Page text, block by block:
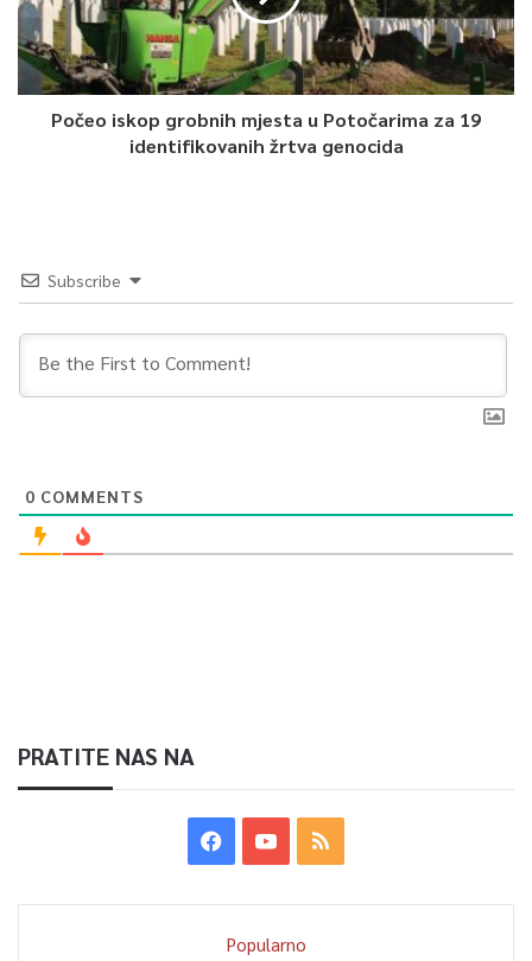
Počeo iskop grobnih mjesta u Potočarima za 19
identifikovanih žrtva genocida
Subscribe
0 COMMENTS
PRATITE NAS NA
Popularno